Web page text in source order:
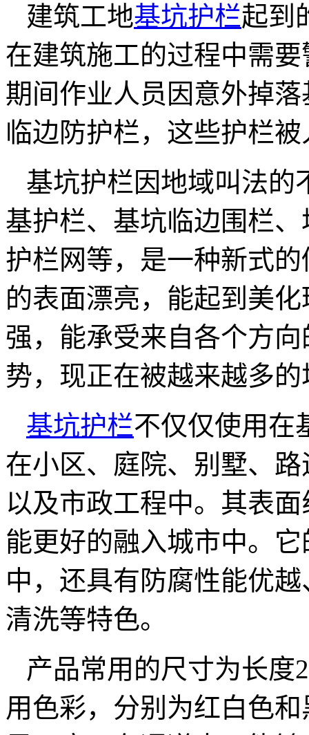
建筑工地基坑护栏起到
在建筑施工的过程中需
期间作业人员因意外掉
临边防护栏，这些护栏
基坑护栏因地域叫法的
基护栏、基坑临边围栏
护栏网等，是一种新式
的表面漂亮，能起到美
强，能承受来自各个方
势，现正在被越来越多
基坑护栏不仅仅使用在
在小区、庭院、别墅、
以及市政工程中。其表
能更好的融入城市中。
中，还具有防腐性能优
清洗等特色。
产品常用的尺寸为长度
用色彩，分别为红白色